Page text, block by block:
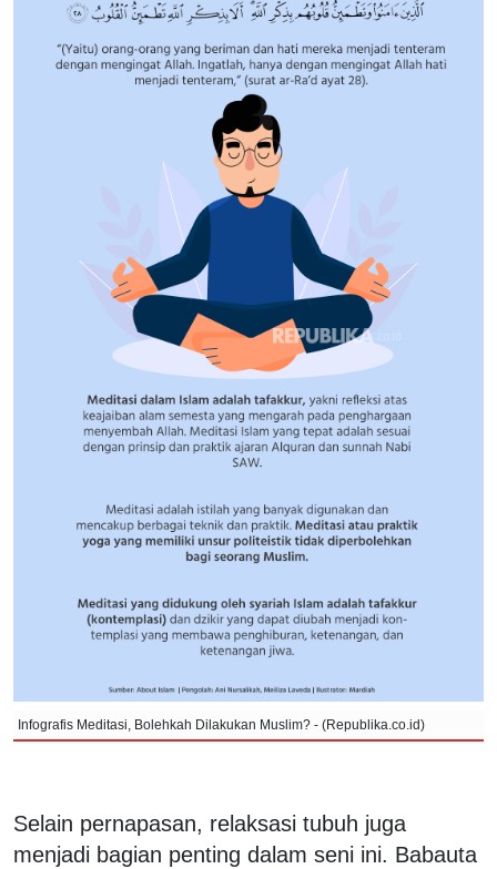
Infografis Meditasi, Bolehkah Dilakukan Muslim? - (Republika.co.id)
Selain pernapasan, relaksasi tubuh juga
menjadi bagian penting dalam seni ini. Babauta